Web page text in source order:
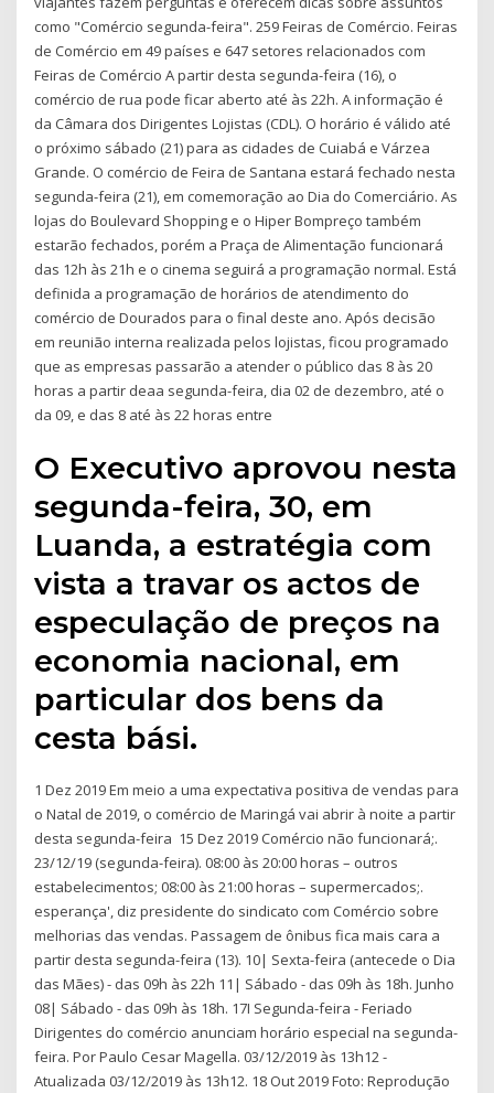
como "Comércio segunda-feira". 259 Feiras de Comércio. Feiras
de Comércio em 49 países e 647 setores relacionados com
Feiras de Comércio A partir desta segunda-feira (16), o
comércio de rua pode ficar aberto até às 22h. A informação é
da Câmara dos Dirigentes Lojistas (CDL). O horário é válido até
o próximo sábado (21) para as cidades de Cuiabá e Várzea
Grande. O comércio de Feira de Santana estará fechado nesta
segunda-feira (21), em comemoração ao Dia do Comerciário. As
lojas do Boulevard Shopping e o Hiper Bompreço também
estarão fechados, porém a Praça de Alimentação funcionará
das 12h às 21h e o cinema seguirá a programação normal. Está
definida a programação de horários de atendimento do
comércio de Dourados para o final deste ano. Após decisão
em reunião interna realizada pelos lojistas, ficou programado
que as empresas passarão a atender o público das 8 às 20
horas a partir deaa segunda-feira, dia 02 de dezembro, até o
da 09, e das 8 até às 22 horas entre
O Executivo aprovou nesta
segunda-feira, 30, em
Luanda, a estratégia com
vista a travar os actos de
especulação de preços na
economia nacional, em
particular dos bens da
cesta bási.
1 Dez 2019 Em meio a uma expectativa positiva de vendas para
o Natal de 2019, o comércio de Maringá vai abrir à noite a partir
desta segunda-feira 15 Dez 2019 Comércio não funcionará;.
23/12/19 (segunda-feira). 08:00 às 20:00 horas – outros
estabelecimentos; 08:00 às 21:00 horas – supermercados;.
esperança', diz presidente do sindicato com Comércio sobre
melhorias das vendas. Passagem de ônibus fica mais cara a
partir desta segunda-feira (13). 10| Sexta-feira (antecede o Dia
das Mães) - das 09h às 22h 11| Sábado - das 09h às 18h. Junho
08| Sábado - das 09h às 18h. 17I Segunda-feira - Feriado
Dirigentes do comércio anunciam horário especial na segunda-
feira. Por Paulo Cesar Magella. 03/12/2019 às 13h12 -
Atualizada 03/12/2019 às 13h12. 18 Out 2019 Foto: Reprodução